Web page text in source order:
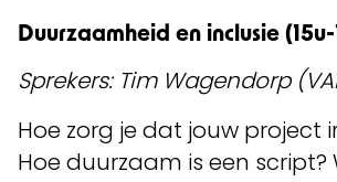
Duurzaamheid en inclusie (15u-
Sprekers: Tim Wagendorp
Hoe zorg je dat jouw project
Hoe duurzaam is een script?